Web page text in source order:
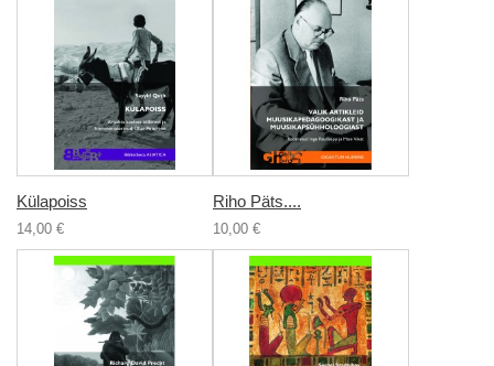
Külapoiss
14,00 €
Riho Päts....
10,00 €